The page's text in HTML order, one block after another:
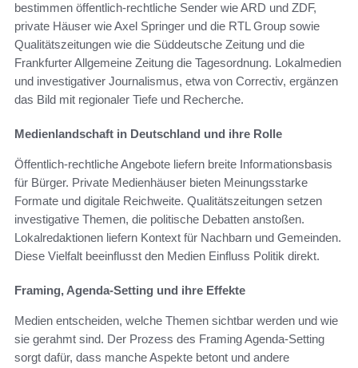
bestimmen öffentlich-rechtliche Sender wie ARD und ZDF,
private Häuser wie Axel Springer und die RTL Group sowie
Qualitätszeitungen wie die Süddeutsche Zeitung und die
Frankfurter Allgemeine Zeitung die Tagesordnung. Lokalmedien
und investigativer Journalismus, etwa von Correctiv, ergänzen
das Bild mit regionaler Tiefe und Recherche.
Medienlandschaft in Deutschland und ihre Rolle
Öffentlich-rechtliche Angebote liefern breite Informationsbasis
für Bürger. Private Medienhäuser bieten Meinungsstarke
Formate und digitale Reichweite. Qualitätszeitungen setzen
investigative Themen, die politische Debatten anstoßen.
Lokalredaktionen liefern Kontext für Nachbarn und Gemeinden.
Diese Vielfalt beeinflusst den Medien Einfluss Politik direkt.
Framing, Agenda-Setting und ihre Effekte
Medien entscheiden, welche Themen sichtbar werden und wie
sie gerahmt sind. Der Prozess des Framing Agenda-Setting
sorgt dafür, dass manche Aspekte betont und andere